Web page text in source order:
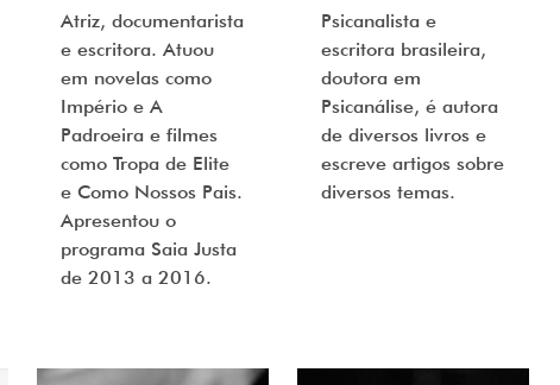
Atriz, documentarista
e escritora. Atuou
em novelas como
Império e A
Padroeira e filmes
como Tropa de Elite
e Como Nossos Pais.
Apresentou o
programa Saia Justa
de 2013 a 2016.
Psicanalista e
escritora brasileira,
doutora em
Psicanálise, é autora
de diversos livros e
escreve artigos sobre
diversos temas.